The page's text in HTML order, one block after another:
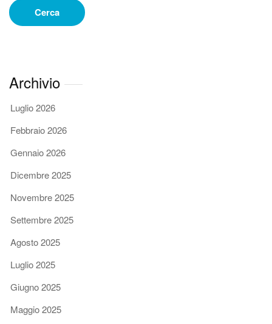
Cerca
Archivio
Luglio 2026
Febbraio 2026
Gennaio 2026
Dicembre 2025
Novembre 2025
Settembre 2025
Agosto 2025
Luglio 2025
Giugno 2025
Maggio 2025